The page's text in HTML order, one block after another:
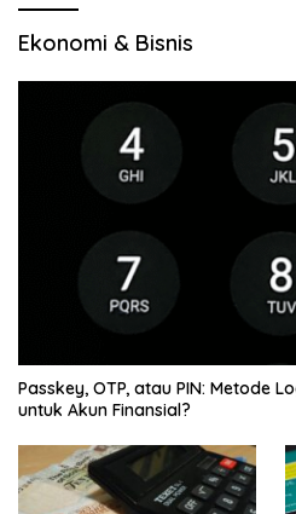
Ekonomi & Bisnis
Passkey, OTP, atau PIN: Metode
untuk Akun Finansial?